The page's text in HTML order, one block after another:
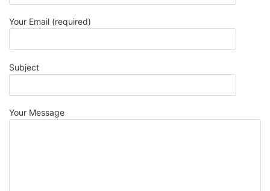
Your Email (required)
Subject
Your Message